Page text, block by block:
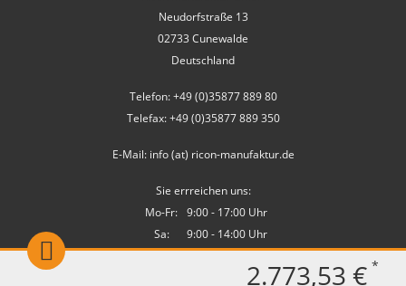
2.773,53 € *
Neudorfstraße 13
02733 Cunewalde
Deutschland
Telefon: +49 (0)35877 889 80
Telefax: +49 (0)35877 889 350
E-Mail: info (at) ricon-manufaktur.de
Sie errreichen uns:
Mo-Fr: 9:00 - 17:00 Uhr
Sa:
9:00 - 14:00 Uhr